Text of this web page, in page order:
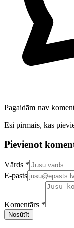
Pagaidām nav
Esi pirmais, kas
Pievienot
Confirm your email
Vārds *
E-pasts
Komentārs *
Nosūtīt